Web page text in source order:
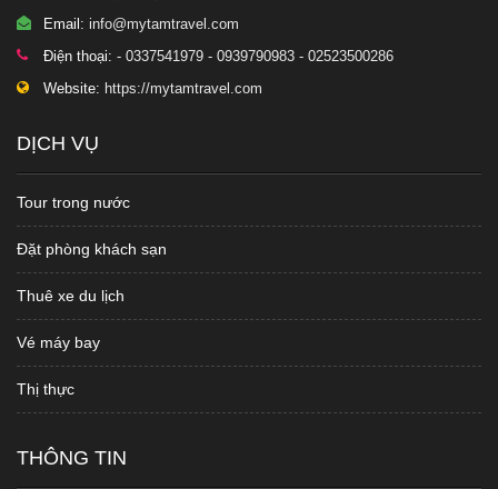
Email: info@mytamtravel.com
Điện thoại: - 0337541979 - 0939790983 - 02523500286
Website: https://mytamtravel.com
DỊCH VỤ
Tour trong nước
Đặt phòng khách sạn
Thuê xe du lịch
Vé máy bay
Thị thực
THÔNG TIN